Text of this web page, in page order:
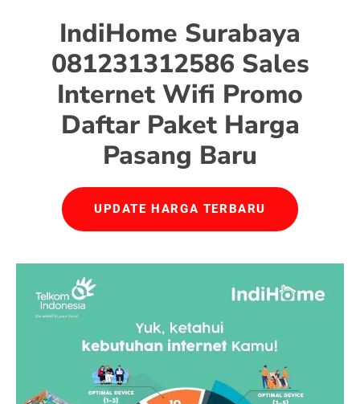
IndiHome Surabaya
081231312586 Sales
Internet Wifi Promo
Daftar Paket Harga
Pasang Baru
UPDATE HARGA TERBARU